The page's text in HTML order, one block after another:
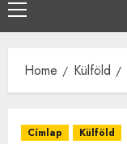
Primary
Menu
Home Külföld
Címlap Külföld